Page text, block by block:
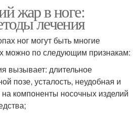
жар в ноге:
лечения
ног могут быть многие
можно по следующим признакам:
вызывает: длительное
позе, усталость, неудобная и
на компоненты носочных изделий